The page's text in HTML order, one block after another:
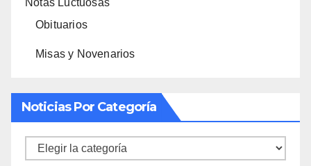
Notas Luctuosas
Obituarios
Misas y Novenarios
Noticias Por Categoría
Noticias